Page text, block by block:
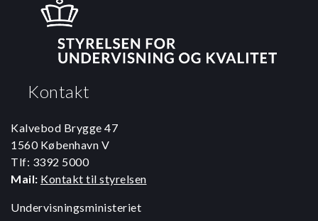
Kontakt
Kalvebod Brygge 47
1560 København V
Tlf: 3392 5000
Mail: Kontakt til styrelsen
Undervisningsministeriet